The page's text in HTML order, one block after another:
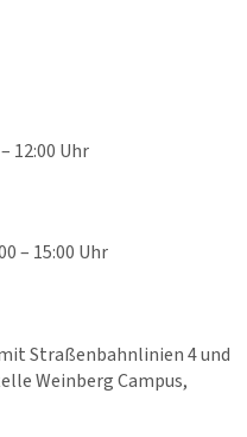
12:00 Uhr
– 15:00 Uhr
Straßenbahnlinien 4 und
Weinberg Campus,